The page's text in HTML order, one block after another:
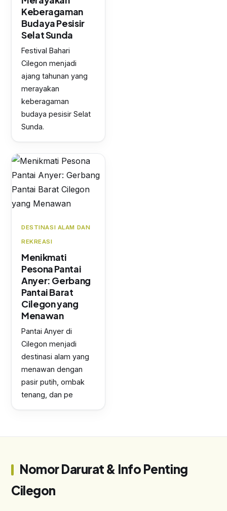
Keberagaman
Budaya Pesisir
Selat Sunda
Festival Bahari
Cilegon menjadi
ajang tahunan yang
merayakan
keberagaman
budaya pesisir Selat
Sunda.
DESTINASI ALAM DAN
REKREASI
Menikmati
Pesona Pantai
Anyer: Gerbang
Pantai Barat
Cilegon yang
Menawan
Pantai Anyer di
Cilegon menjadi
destinasi alam yang
menawan dengan
pasir putih, ombak
tenang, dan pe
Nomor Darurat & Info Penting
Cilegon